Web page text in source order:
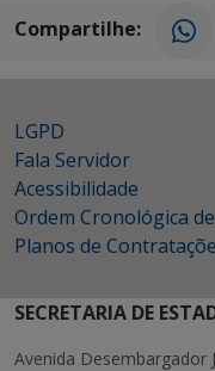
Compartilhe:
LGPD
Fala Servidor
Acessibilidade
Ordem Cronológica
Planos de
SECRETARIA DE
Avenida Desembargador